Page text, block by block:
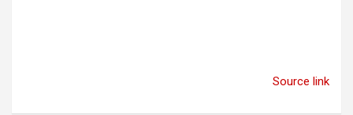
Source link